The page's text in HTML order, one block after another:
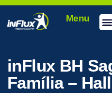
Menu
inFlux BH
Família –